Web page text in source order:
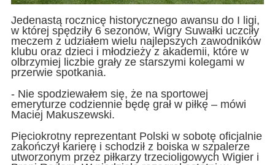
Jedenastą rocznicę historycznego awansu do I ligi,
w której spędziły 6 sezonów, Wigry Suwałki uczciły
meczem z udziałem wielu najlepszych zawodników
klubu oraz dzieci i młodzieży z akademii, które w
olbrzymiej liczbie grały ze starszymi kolegami w
przerwie spotkania.
- Nie spodziewałem się, że na sportowej
emeryturze codziennie będę grał w piłkę – mówi
Maciej Makuszewski.
Pięciokrotny reprezentant Polski w sobotę oficjalnie
zakończył karierę i schodził z boiska w szpalerze
utworzonym przez piłkarzy trzecioligowych Wigier i